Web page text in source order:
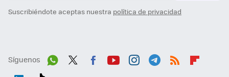
Suscribiéndote aceptas nuestra política de privacidad
Síguenos